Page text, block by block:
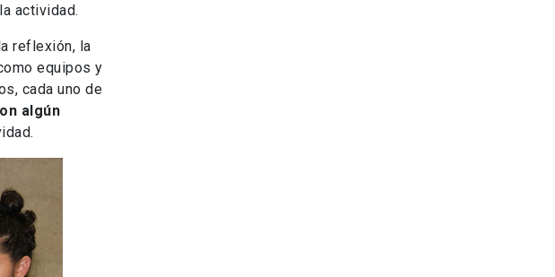
actividad.
reflexión, la
equipos y
cada uno de
algún